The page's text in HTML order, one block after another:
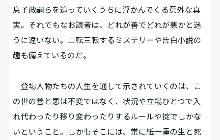
息子政嗣らを追っていくうちに浮かんでくる意外な真
実。それでもなお読者は、どれが善でどれが悪かと迷
うに違いない。二転三転するミステリーや告白小説の
趣も備えているのだ。
登場人物たちの人生を通して示されていくのは、こ
の世の善と悪は不変ではなく、状況や立場ひとつで入
れ代わったり移り変わったりするルールや掟でしかな
いということ。しかもそこには、常に紙一重の生と死